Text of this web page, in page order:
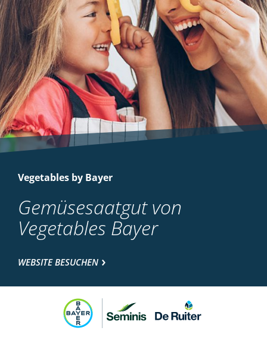
Vegetables by Bayer
Gemüsesaatgut von
Vegetables Bayer
WEBSITE BESUCHEN